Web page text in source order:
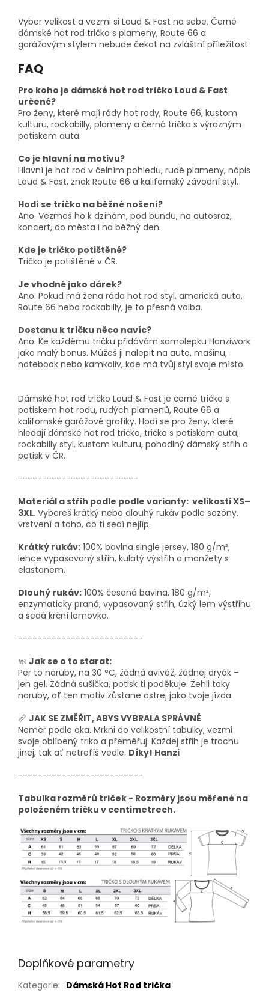
Vyber velikost a vezmi si Loud & Fast na sebe. Černé
dámské hot rod tričko s plameny, Route 66 a
garážovým stylem nebude čekat na zvláštní příležitost.
FAQ
Pro koho je dámské hot rod tričko Loud & Fast
určené?
Pro ženy, které mají rády hot rody, Route 66, kustom
kulturu, rockabilly, plameny a černá trička s výrazným
potiskem auta.
Co je hlavní na motivu?
Hlavní je hot rod v čelním pohledu, rudé plameny, nápis
Loud & Fast, znak Route 66 a kalifornský závodní styl.
Hodí se tričko na běžné nošení?
Ano. Vezmeš ho k džínám, pod bundu, na autosraz,
koncert, do města i na běžný den.
Kde je tričko potištěné?
Tričko je potištěné v ČR.
Je vhodné jako dárek?
Ano. Pokud má žena ráda hot rod styl, americká auta,
Route 66 nebo rockabilly, je to přesná volba.
Dostanu k tričku něco navíc?
Ano. Ke každému tričku přidávám samolepku Hanziwork
jako malý bonus. Můžeš ji nalepit na auto, mašinu,
notebook nebo kamkoliv, kde má tvůj styl svoje místo.
Dámské hot rod tričko Loud & Fast je černé tričko s
potiskem hot rodu, rudých plamenů, Route 66 a
kalifornské garážové grafiky. Hodí se pro ženy, které
hledají dámské hot rod tričko, tričko s potiskem auta,
rockabilly styl, kustom kulturu, pohodlný dámský střih a
potisk v ČR.
-------------------------
Materiál a střih podle podle varianty: velikosti XS–
3XL. Vybereš krátký nebo dlouhý rukáv podle sezóny,
vrstvení a toho, co ti sedí nejlíp.
Krátký rukáv: 100% bavlna single jersey, 180 g/m²,
lehce vypasovaný střih, kulatý výstřih a manžety s
elastanem.
Dlouhý rukáv: 100% česaná bavlna, 180 g/m²,
enzymaticky praná, vypasovaný střih, úzký lem výstřihu
a šedá krční lemovka.
--------------------------
🧼 Jak se o to starat:
Per to naruby, na 30 °C, žádná aviváž, žádnej dryák –
jen gel. Žádná sušička, potisk ti poděkuje. Žehli taky
naruby, ať ten motiv zůstane ostrej jako tvoje jízda.
📏 JAK SE ZMĚŘIT, ABYS VYBRALA SPRÁVNĚ
Neměř podle oka. Mrkni do velikostní tabulky, vezmi
svoje oblíbený triko a přeměřuj. Každej střih je trochu
jinej, tak ať netrefíš vedle. Díky! Hanzi
--------------------------
Tabulka rozměrů triček - Rozměry jsou měřené na
položeném tričku v centimetrech.
Doplňkové parametry
Kategorie: Dámská Hot Rod trička